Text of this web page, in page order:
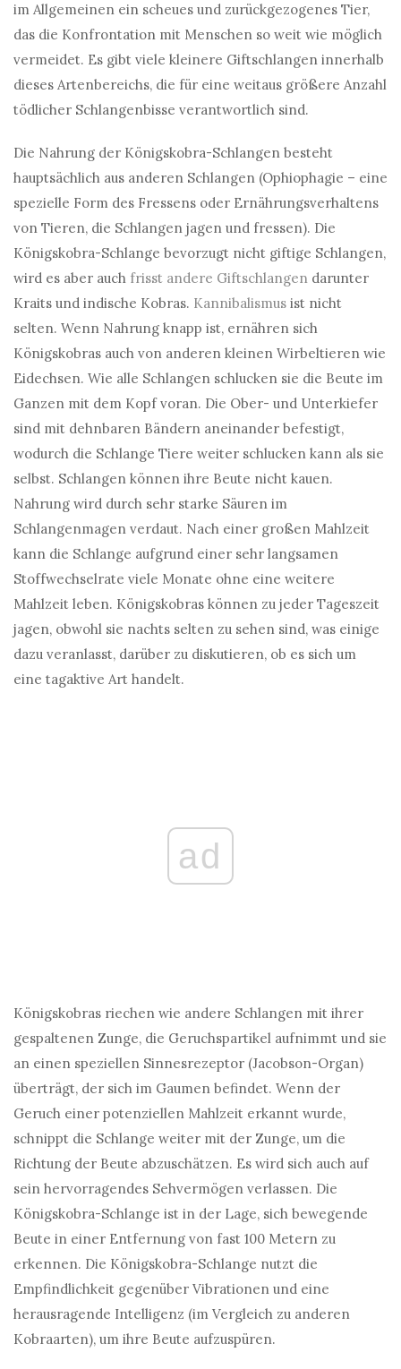
im Allgemeinen ein scheues und zurückgezogenes Tier,
das die Konfrontation mit Menschen so weit wie möglich
vermeidet. Es gibt viele kleinere Giftschlangen innerhalb
dieses Artenbereichs, die für eine weitaus größere Anzahl
tödlicher Schlangenbisse verantwortlich sind.
Die Nahrung der Königskobra-Schlangen besteht
hauptsächlich aus anderen Schlangen (Ophiophagie – eine
spezielle Form des Fressens oder Ernährungsverhaltens
von Tieren, die Schlangen jagen und fressen). Die
Königskobra-Schlange bevorzugt nicht giftige Schlangen,
wird es aber auch frisst andere Giftschlangen darunter
Kraits und indische Kobras. Kannibalismus ist nicht
selten. Wenn Nahrung knapp ist, ernähren sich
Königskobras auch von anderen kleinen Wirbeltieren wie
Eidechsen. Wie alle Schlangen schlucken sie die Beute im
Ganzen mit dem Kopf voran. Die Ober- und Unterkiefer
sind mit dehnbaren Bändern aneinander befestigt,
wodurch die Schlange Tiere weiter schlucken kann als sie
selbst. Schlangen können ihre Beute nicht kauen.
Nahrung wird durch sehr starke Säuren im
Schlangenmagen verdaut. Nach einer großen Mahlzeit
kann die Schlange aufgrund einer sehr langsamen
Stoffwechselrate viele Monate ohne eine weitere
Mahlzeit leben. Königskobras können zu jeder Tageszeit
jagen, obwohl sie nachts selten zu sehen sind, was einige
dazu veranlasst, darüber zu diskutieren, ob es sich um
eine tagaktive Art handelt.
ad
Königskobras riechen wie andere Schlangen mit ihrer
gespaltenen Zunge, die Geruchspartikel aufnimmt und sie
an einen speziellen Sinnesrezeptor (Jacobson-Organ)
überträgt, der sich im Gaumen befindet. Wenn der
Geruch einer potenziellen Mahlzeit erkannt wurde,
schnippt die Schlange weiter mit der Zunge, um die
Richtung der Beute abzuschätzen. Es wird sich auch auf
sein hervorragendes Sehvermögen verlassen. Die
Königskobra-Schlange ist in der Lage, sich bewegende
Beute in einer Entfernung von fast 100 Metern zu
erkennen. Die Königskobra-Schlange nutzt die
Empfindlichkeit gegenüber Vibrationen und eine
herausragende Intelligenz (im Vergleich zu anderen
Kobraarten), um ihre Beute aufzuspüren.